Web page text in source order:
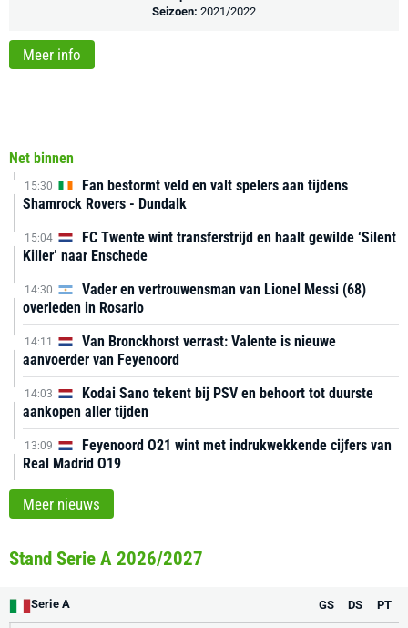
Net binnen
15:30
Fan bestormt veld en valt spelers aan tijdens
Shamrock Rovers - Dundalk
15:04
FC Twente wint transferstrijd en haalt gewilde ‘Silent
Killer’ naar Enschede
14:30
Vader en vertrouwensman van Lionel Messi (68)
overleden in Rosario
14:11
Van Bronckhorst verrast: Valente is nieuwe
aanvoerder van Feyenoord
14:03
Kodai Sano tekent bij PSV en behoort tot duurste
aankopen aller tijden
13:09
Feyenoord O21 wint met indrukwekkende cijfers van
Real Madrid O19
Meer nieuws
Seizoen: 2021/2022
Meer info
Stand Serie A 2026/2027
Serie A GS DS PT